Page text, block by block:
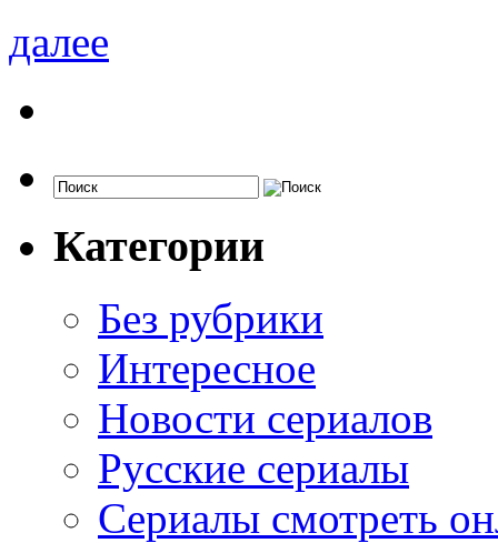
далее
Категории
Без рубрики
Интересное
Новости сериалов
Русские сериалы
Сериалы смотреть